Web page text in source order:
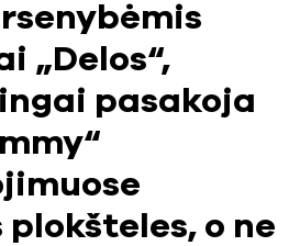
„Delos“,
pasakoja
o ne